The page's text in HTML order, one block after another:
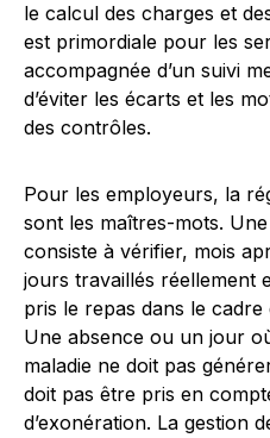
le calcul des charges et
est primordiale pour les
accompagnée d’un suivi
d’éviter les écarts et les
des contrôles.
Pour les employeurs, la
sont les maîtres-mots.
consiste à vérifier, mois
jours travaillés réellement
pris le repas dans le
Une absence ou un jour
maladie ne doit pas
doit pas être pris en
d’exonération. La gestion